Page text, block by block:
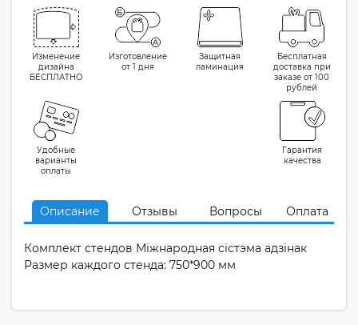
Изменение
дизайна
БЕСПЛАТНО
Изготовление
от 1 дня
Защитная
ламинация
Бесплатная
доставка при
заказе от 100
рублей
Удобные
варианты
оплаты
Гарантия
качества
Описание Отзывы Вопросы Оплата
Комплект стендов Міжнародная сістэма адзінак
Размер каждого стенда: 750*900 мм